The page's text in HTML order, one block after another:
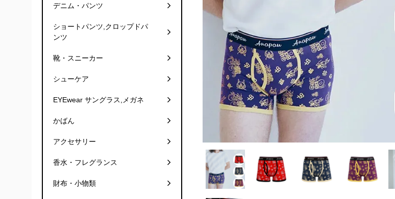
デニム・パンツ
ショートパンツ,クロップドパ
ンツ
靴・スニーカー
シューケア
EYEwear サングラス,メガネ
かばん
アクセサリー
香水・フレグランス
財布・小物類